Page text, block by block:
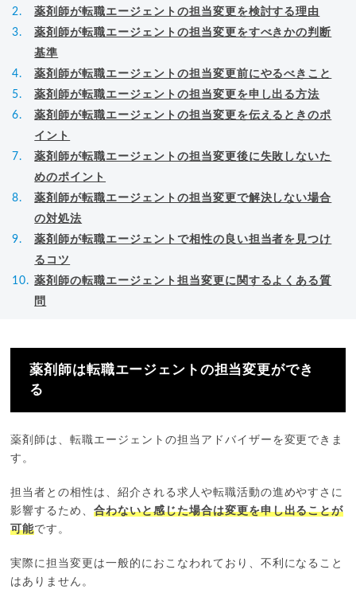
薬剤師が転職エージェントの担当変更を検討する理由
薬剤師が転職エージェントの担当変更をすべきかの判断
基準
薬剤師が転職エージェントの担当変更前にやるべきこと
薬剤師が転職エージェントの担当変更を申し出る方法
薬剤師が転職エージェントの担当変更を伝えるときのポ
イント
薬剤師が転職エージェントの担当変更後に失敗しないた
めのポイント
薬剤師が転職エージェントの担当変更で解決しない場合
の対処法
薬剤師が転職エージェントで相性の良い担当者を見つけ
るコツ
薬剤師の転職エージェント担当変更に関するよくある質
問
薬剤師は転職エージェントの担当変更ができ
る
薬剤師は、転職エージェントの担当アドバイザーを変更できま
す。
担当者との相性は、紹介される求人や転職活動の進めやすさに
影響するため、合わないと感じた場合は変更を申し出ることが
可能です。
実際に担当変更は一般的におこなわれており、不利になること
はありません。